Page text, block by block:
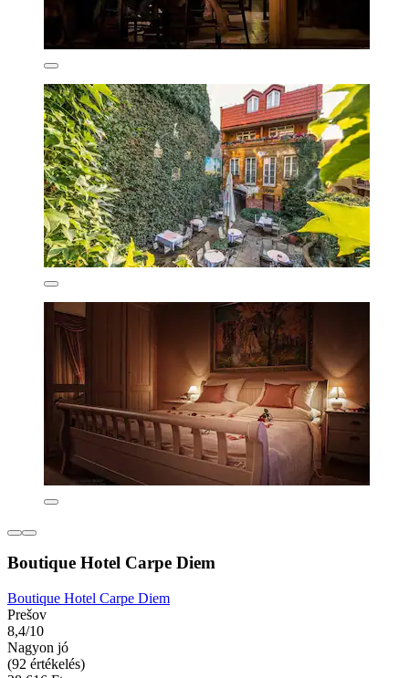
Boutique Hotel Carpe Diem
Boutique Hotel Carpe Diem
Prešov
8,4/10
Nagyon jó
(92 értékelés)